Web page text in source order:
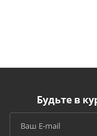
Будьте в